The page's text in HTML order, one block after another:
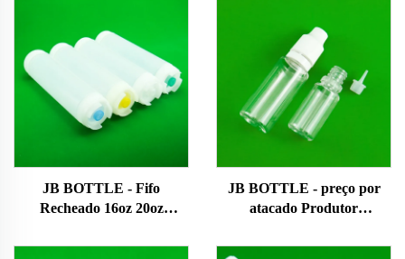
JB BOTTLE - Fifo
Recheado 16oz 20oz
Chilli Pepper Espremimento
JB BOTTLE - preço por
atacado Produtor
plástico plástico garrafa de